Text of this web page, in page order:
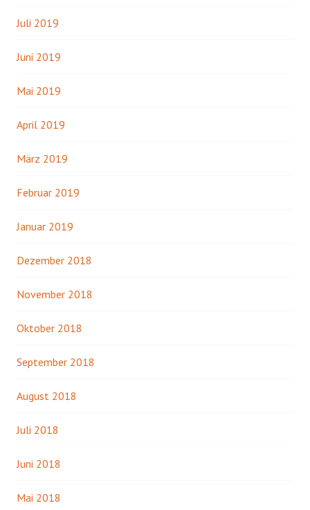
Juli 2019
Juni 2019
Mai 2019
April 2019
März 2019
Februar 2019
Januar 2019
Dezember 2018
November 2018
Oktober 2018
September 2018
August 2018
Juli 2018
Juni 2018
Mai 2018